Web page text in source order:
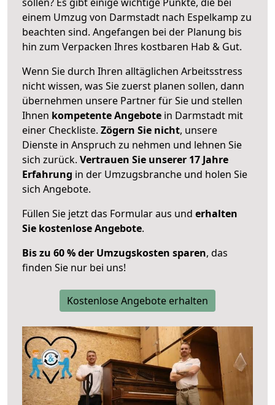
einem Umzug von Darmstadt nach Espelkamp zu
beachten sind. Angefangen bei der Planung bis
hin zum Verpacken Ihres kostbaren Hab & Gut.
Wenn Sie durch Ihren alltäglichen Arbeitsstress
nicht wissen, was Sie zuerst planen sollen, dann
übernehmen unsere Partner für Sie und stellen
Ihnen kompetente Angebote in Darmstadt mit
einer Checkliste. Zögern Sie nicht, unsere
Dienste in Anspruch zu nehmen und lehnen Sie
sich zurück. Vertrauen Sie unserer 17 Jahre
Erfahrung in der Umzugsbranche und holen Sie
sich Angebote.
Füllen Sie jetzt das Formular aus und erhalten
Sie kostenlose Angebote.
Bis zu 60 % der Umzugskosten sparen, das
finden Sie nur bei uns!
Kostenlose Angebote erhalten